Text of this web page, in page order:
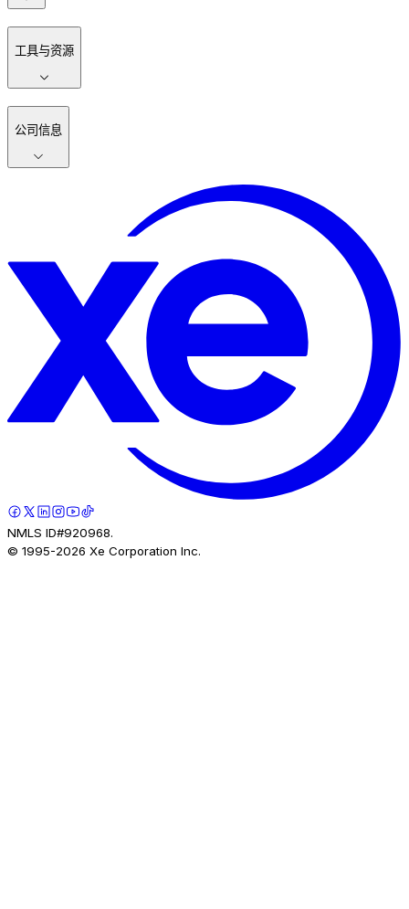
工具与资源
公司信息
NMLS ID#920968.
© 1995-2026 Xe Corporation Inc.